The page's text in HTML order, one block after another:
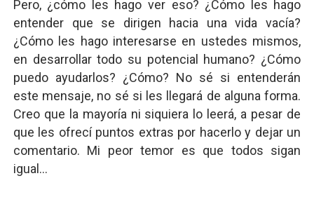
Pero, ¿cómo les hago ver eso? ¿Cómo les hago
entender que se dirigen hacia una vida vacía?
¿Cómo les hago interesarse en ustedes mismos,
en desarrollar todo su potencial humano? ¿Cómo
puedo ayudarlos? ¿Cómo? No sé si entenderán
este mensaje, no sé si les llegará de alguna forma.
Creo que la mayoría ni siquiera lo leerá, a pesar de
que les ofrecí puntos extras por hacerlo y dejar un
comentario. Mi peor temor es que todos sigan
igual...